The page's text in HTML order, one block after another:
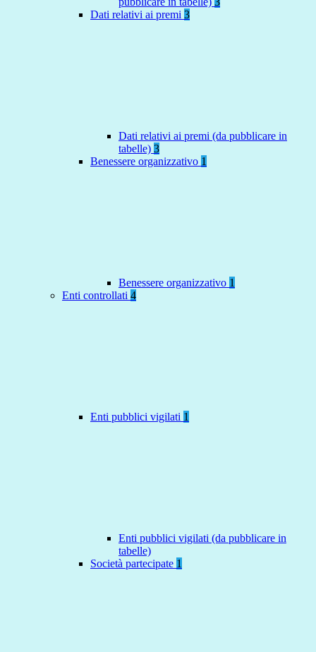
Dati relativi ai premi 3
Dati relativi ai premi (da pubblicare in
tabelle) 3
Benessere organizzativo 1
Benessere organizzativo 1
Enti controllati 4
Enti pubblici vigilati 1
Enti pubblici vigilati (da pubblicare in
tabelle)
Società partecipate 1